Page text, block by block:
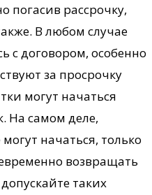
погасив рассрочку,
В любом случае
с договором, особенно
за просрочку
могут начаться
На самом деле,
начаться, только
возвращать
таких